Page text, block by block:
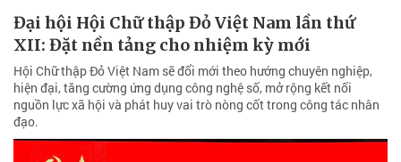
Đại hội Hội Chữ thập Đỏ Việt Nam lần thứ
XII: Đặt nền tảng cho nhiệm kỳ mới
Hội Chữ thập Đỏ Việt Nam sẽ đổi mới theo hướng chuyên nghiệp,
hiện đại, tăng cường ứng dụng công nghệ số, mở rộng kết nối
nguồn lực xã hội và phát huy vai trò nòng cốt trong công tác nhân
đạo.